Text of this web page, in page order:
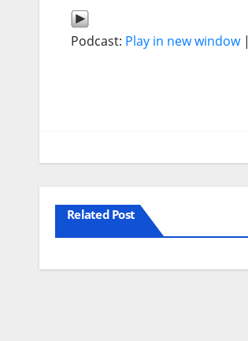
Podcast: Play in new window|
Related Post